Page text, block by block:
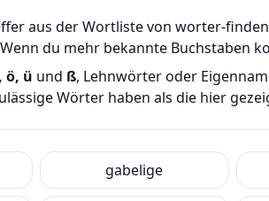
aus der Wortliste von worter-
du mehr bekannte Buchstaben
ö, ü und ß, Lehnwörter oder
Wörter haben als die hier
gabelige